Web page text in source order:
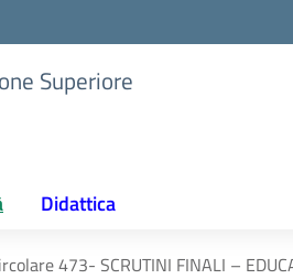
Superiore
Didattica
473- SCRUTINI FINALI –